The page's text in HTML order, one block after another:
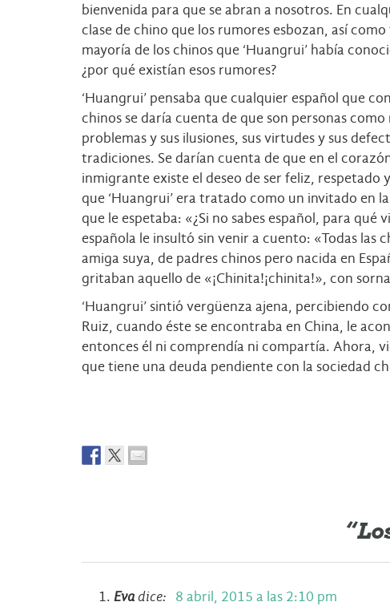
bienvenida para que se abran a nosotros. En
clase de chino que los rumores esbozan, así
mayoría de los chinos que ‘Huangrui’ había
¿por qué existían esos rumores?
‘Huangrui’ pensaba que cualquier español que
chinos se daría cuenta de que son personas
problemas y sus ilusiones, sus virtudes y sus
tradiciones. Se darían cuenta de que en el
inmigrante existe el deseo de ser feliz, respetado
que ‘Huangrui’ era tratado como un invitado en
que le espetaba: «¿Si no sabes español, para
española le insultó sin venir a cuento: «Todas las
amiga suya, de padres chinos pero nacida en
gritaban aquello de «¡Chinita!¡chinita!», con
‘Huangrui’ sintió vergüenza ajena, percibiendo
Ruiz, cuando éste se encontraba en China, le
entonces él ni comprendía ni compartía. Ahora,
que tiene una deuda pendiente con la sociedad
Evadice:
8 abril, 2015 a las 2:10 pm